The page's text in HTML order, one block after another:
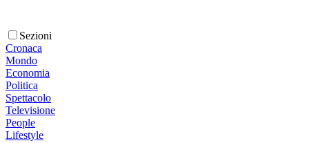
Sezioni
Cronaca
Mondo
Economia
Politica
Spettacolo
Televisione
People
Lifestyle